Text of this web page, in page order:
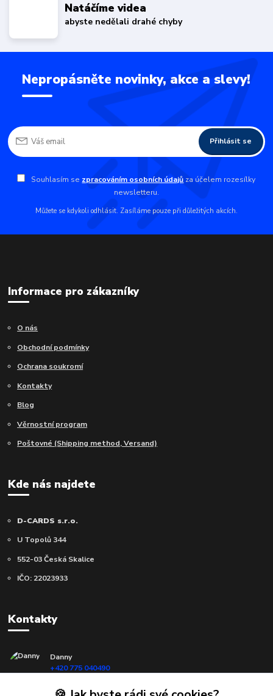
Natáčíme videa
abyste nedělali drahé chyby
Nepropásněte novinky, akce a slevy!
Přihlásit se
Souhlasím se zpracováním osobních údajů za účelem rozesílky
newsletteru.
Můžete se kdykoli odhlásit. Zasíláme pouze při důležitých akcích.
Informace pro zákazníky
O nás
Obchodní podmínky
Ochrana soukromí
Kontakty
Blog
Věrnostní program
Poštovné (Shipping method, Versand)
Kde nás najdete
D-CARDS s.r.o.
U Topolů 344
552-03 Česká Skalice
IČO: 22023933
Kontakty
Danny
+420 775 040490